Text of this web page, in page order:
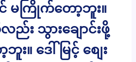
မကြိုက်တော့ဘူး။
း သွားချောင်းဖို့
။ ဒေါ်မြင့် စျေး